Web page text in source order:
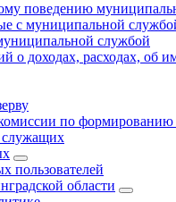
поведению
с муниципальной
службой
о доходах, расходах, об
по формированию
служащих
пользователей
области